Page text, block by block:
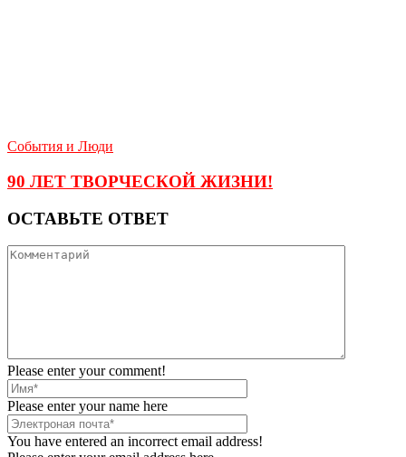
События и Люди
90 ЛЕТ ТВОРЧЕСКОЙ ЖИЗНИ!
ОСТАВЬТЕ ОТВЕТ
Please enter your comment!
Please enter your name here
You have entered an incorrect email address!